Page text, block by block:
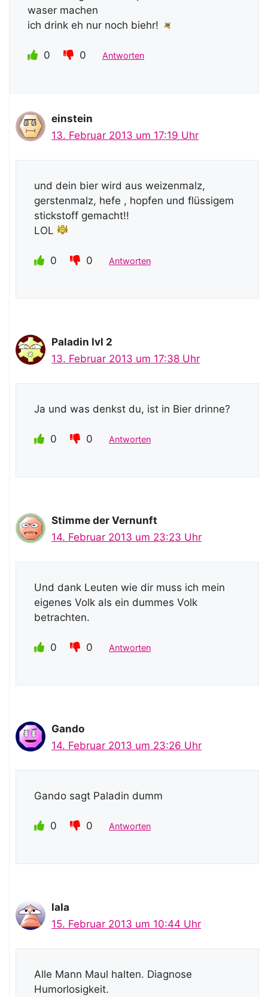
waser machen
ich drink eh nur noch biehr!
0 0 Antworten
einstein
13. Februar 2013 um 17:19 Uhr
und dein bier wird aus weizenmalz,
gerstenmalz, hefe , hopfen und flüssigem
stickstoff gemacht!!
LOL
0 0 Antworten
Paladin lvl 2
13. Februar 2013 um 17:38 Uhr
Ja und was denkst du, ist in Bier drinne?
0 0 Antworten
Stimme der Vernunft
14. Februar 2013 um 23:23 Uhr
Und dank Leuten wie dir muss ich mein
eigenes Volk als ein dummes Volk
betrachten.
0 0 Antworten
Gando
14. Februar 2013 um 23:26 Uhr
Gando sagt Paladin dumm
0 0 Antworten
lala
15. Februar 2013 um 10:44 Uhr
Alle Mann Maul halten. Diagnose
Humorlosigkeit.